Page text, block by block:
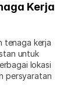
Kerja
tenaga kerja
untuk
lokasi
persyaratan